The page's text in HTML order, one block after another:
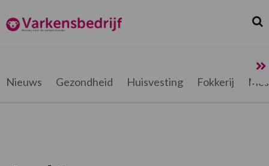
de
hoofdnavigatie
de
hoofd
de
voettekst
Varkensbedrijf.be
Nieuws Gezondheid Huisvesting Fokkerij